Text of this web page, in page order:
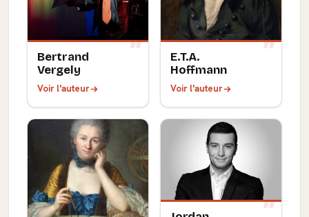
Bertrand
Vergely
Voir l'auteur
E.T.A.
Hoffmann
Voir l'auteur